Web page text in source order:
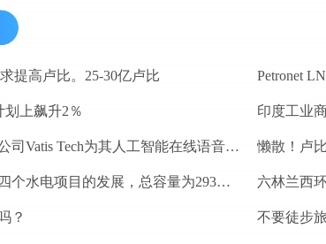
提高卢比。25-30亿卢比 Petronet
划上飙升2％
罗马尼亚初创公司Vatis Tech为其人工智能在线语音识别平台筹集了20万欧元 懒散！卢
谅解备忘录为四个水电项目的发展，总容量为293兆瓦 六林兰西
？